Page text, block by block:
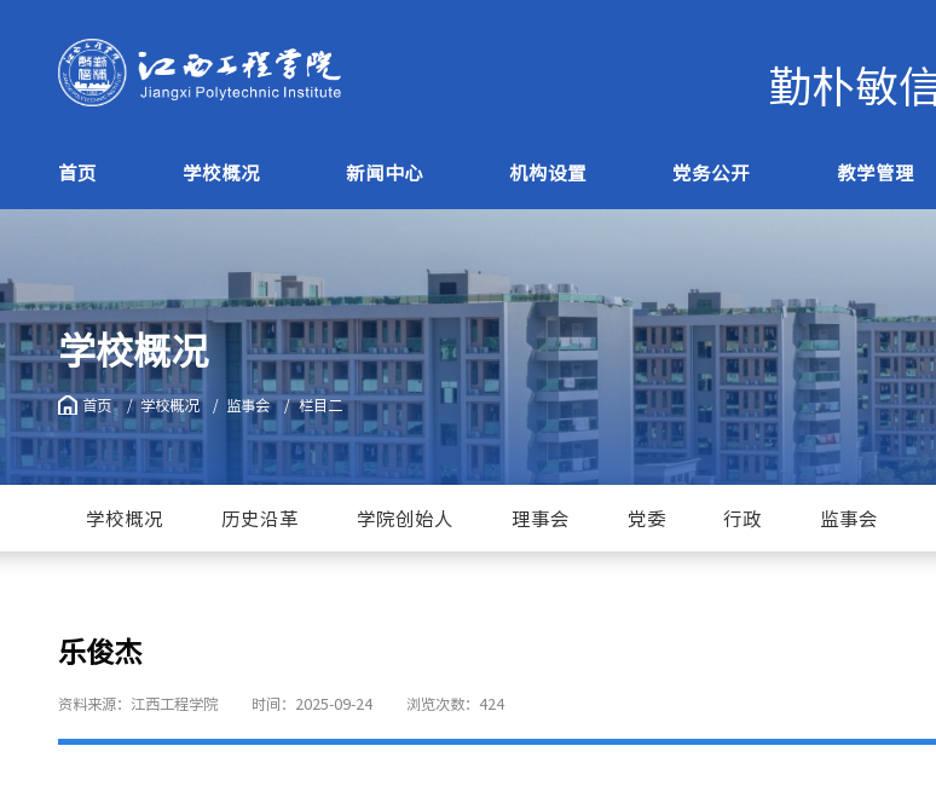
首页 学校概况 新闻中心 机构设置 党务公开 教学管理
学校概况
首页 学校概况 监事会 栏目二
学校概况 历史沿革 学院创始人 理事会 党委 行政 监事会
乐俊杰
资料来源：江西工程学院 时间：2025-09-24 浏览次数： 424